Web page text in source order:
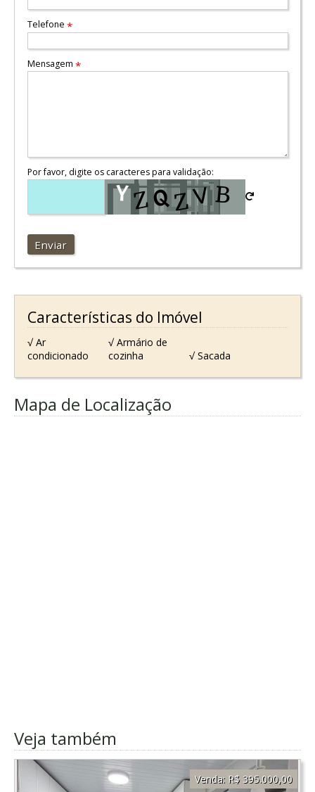
Telefone *
Mensagem *
Por favor, digite os caracteres para validação:
Enviar
Características do Imóvel
√ Ar
condicionado
√ Armário de
cozinha
√ Sacada
Mapa de Localização
Veja também
Venda: R$ 395.000,00